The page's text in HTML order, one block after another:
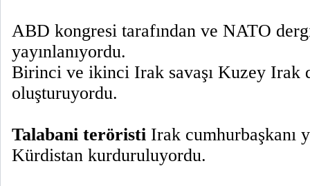
ABD kongresi tarafından ve NATO
yayınlanıyordu.
Birinci ve ikinci Irak savaşı Kuzey Irak
oluşturuyordu.
Talabani teröristi Irak cumhurbaşkanı
Kürdistan kurduruluyordu.